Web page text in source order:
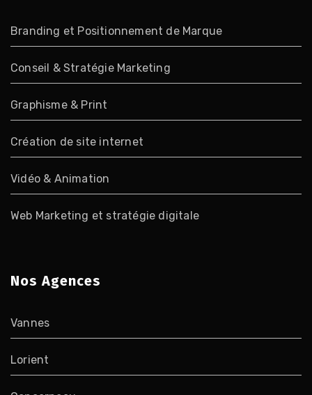
Branding et Positionnement de Marque
Conseil & Stratégie Marketing
Graphisme & Print
Création de site internet
Vidéo & Animation
Web Marketing et stratégie digitale
Nos Agences
Vannes
Lorient